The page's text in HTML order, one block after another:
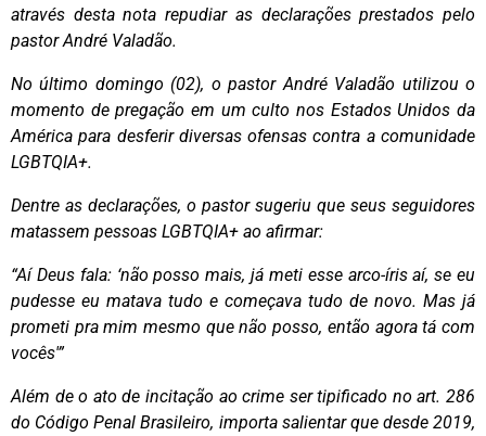
através desta nota repudiar as declarações prestados pelo
pastor André Valadão.
No último domingo (02), o pastor André Valadão utilizou o
momento de pregação em um culto nos Estados Unidos da
América para desferir diversas ofensas contra a comunidade
LGBTQIA+.
Dentre as declarações, o pastor sugeriu que seus seguidores
matassem pessoas LGBTQIA+ ao afirmar:
“Aí Deus fala: ‘não posso mais, já meti esse arco-íris aí, se eu
pudesse eu matava tudo e começava tudo de novo. Mas já
prometi pra mim mesmo que não posso, então agora tá com
vocês'”
Além de o ato de incitação ao crime ser tipificado no art. 286
do Código Penal Brasileiro, importa salientar que desde 2019,